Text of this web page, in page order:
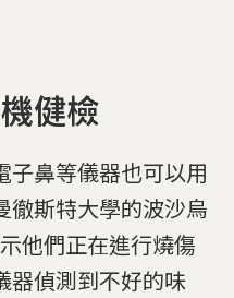
健檢
子鼻等儀器也可以用
徹斯特大學的波沙烏
他們正在進行燒傷
器偵測到不好的味